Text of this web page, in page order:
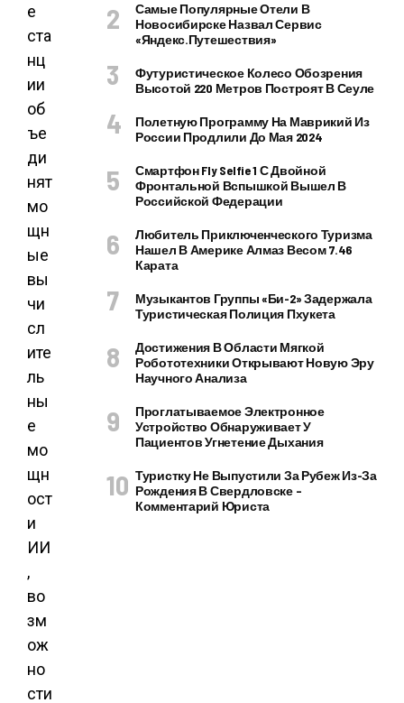
е
ста
нц
ии
об
ъе
ди
нят
мо
щн
ые
вы
чи
сл
ите
ль
ны
е
мо
щн
ост
и
ИИ
,
во
зм
ож
но
сти
Самые Популярные Отели В
Новосибирске Назвал Сервис
«Яндекс.Путешествия»
Футуристическое Колесо Обозрения
Высотой 220 Метров Построят В Сеуле
Полетную Программу На Маврикий Из
России Продлили До Мая 2024
Смартфон Fly Selfie 1 С Двойной
Фронтальной Вспышкой Вышел В
Российской Федерации
Любитель Приключенческого Туризма
Нашел В Америке Алмаз Весом 7.46
Карата
Музыкантов Группы «Би-2» Задержала
Туристическая Полиция Пхукета
Достижения В Области Мягкой
Робототехники Открывают Новую Эру
Научного Анализа
Проглатываемое Электронное
Устройство Обнаруживает У
Пациентов Угнетение Дыхания
Туристку Не Выпустили За Рубеж Из-За
Рождения В Свердловске –
Комментарий Юриста